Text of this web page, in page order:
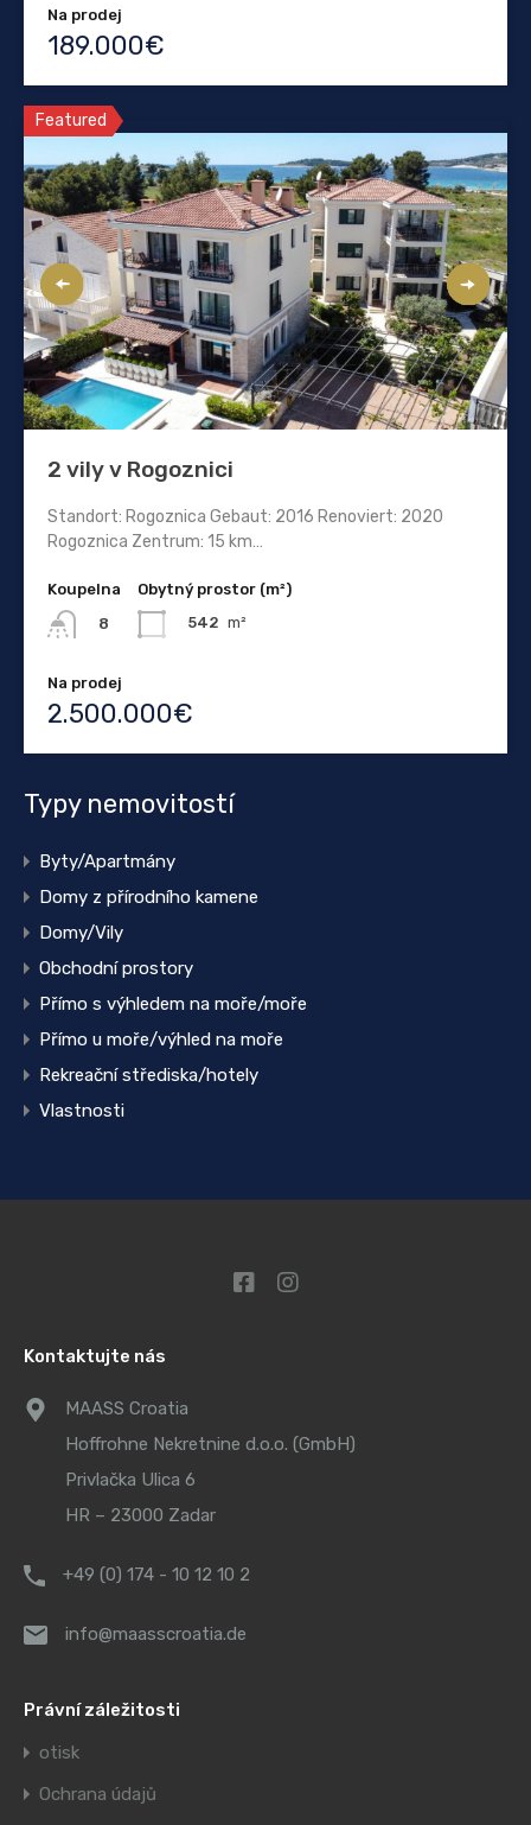
Na prodej
189.000€
Featured
2 vily v Rogoznici
Standort: Rogoznica Gebaut: 2016 Renoviert: 2020
Rogoznica Zentrum: 15 km…
Koupelna
8
Obytný prostor (m²)
542 m²
Na prodej
2.500.000€
Typy nemovitostí
Byty/Apartmány
Domy z přírodního kamene
Domy/Vily
Obchodní prostory
Přímo s výhledem na moře/moře
Přímo u moře/výhled na moře
Rekreační střediska/hotely
Vlastnosti
Kontaktujte nás
MAASS Croatia
Hoffrohne Nekretnine d.o.o. (GmbH)
Privlačka Ulica 6
HR – 23000 Zadar
+49 (0) 174 - 10 12 10 2
info@maasscroatia.de
Právní záležitosti
otisk
Ochrana údajů